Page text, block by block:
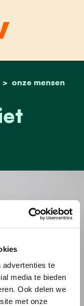
advertenties te
media te bieden
Ook delen we
met onze
onze mensen